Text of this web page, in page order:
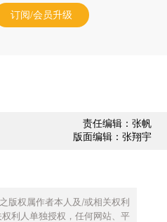
订阅/会员升级
责任编辑：张帆
版面编辑：张翔宇
版权属作者本人及/或相关权利
利人单独授权，任何网站、平